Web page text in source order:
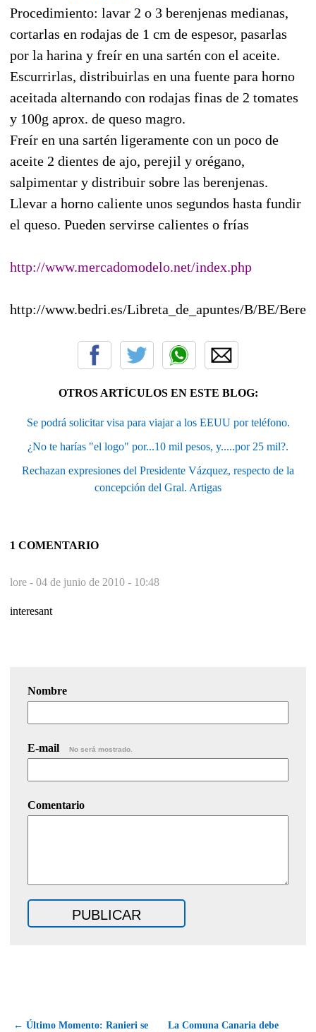
Procedimiento: lavar 2 o 3 berenjenas medianas,
cortarlas en rodajas de 1 cm de espesor, pasarlas
por la harina y freír en una sartén con el aceite.
Escurrirlas, distribuirlas en una fuente para horno
aceitada alternando con rodajas finas de 2 tomates
y 100g aprox. de queso magro.
Freír en una sartén ligeramente con un poco de
aceite 2 dientes de ajo, perejil y orégano,
salpimentar y distribuir sobre las berenjenas.
Llevar a horno caliente unos segundos hasta fundir
el queso. Pueden servirse calientes o frías
http://www.mercadomodelo.net/index.php
http://www.bedri.es/Libreta_de_apuntes/B/BE/
OTROS ARTÍCULOS EN ESTE BLOG:
Se podrá solicitar visa para viajar a los EEUU por teléfono.
¿No te harías "el logo" por...10 mil pesos, y.....por 25 mil?.
Rechazan expresiones del Presidente Vázquez, respecto de la
concepción del Gral. Artigas
1 COMENTARIO
lore - 04 de junio de 2010 - 10:48
interesant
Nombre
E-mail No será mostrado.
Comentario
← Último Momento: Ranieri se La Comuna Canaria debe